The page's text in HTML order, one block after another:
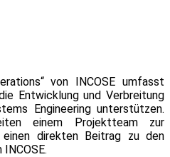
von INCOSE umfasst
Entwicklung und Verbreitung
Engineering unterstützen.
einem Projektteam zur
direkten Beitrag zu den